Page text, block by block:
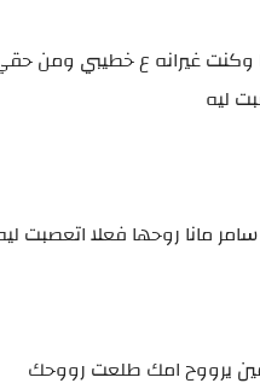
وكنت غيرانه ع خطيبي ومن
ليه
مانا روحها فعلا اتعصبت
يرووح امك طلعت رووحك